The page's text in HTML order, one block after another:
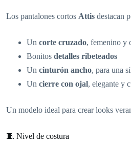
Los pantalones cortos Attis destacan
Un corte cruzado, femenino y
Bonitos detalles ribeteados
Un cinturón ancho, para una
Un cierre con ojal, elegante y
Un modelo ideal para crear looks
🧵 Nivel de costura